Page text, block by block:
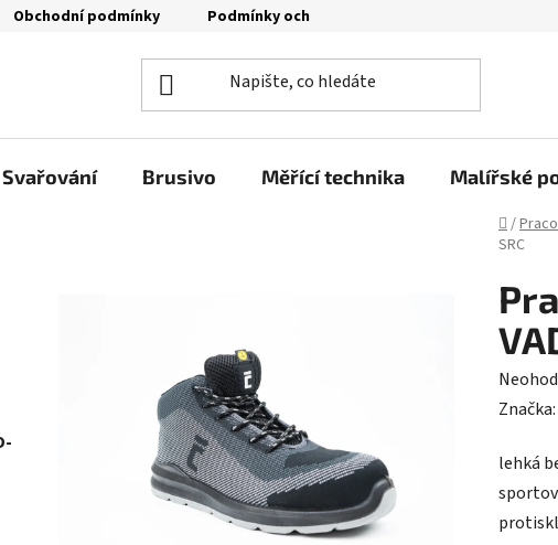
Obchodní podmínky Podmínky ochrany osobních údajů
Svařování Brusivo Měřící technika Malířské
Domů
/
SRC
je
0,0
z
Značka:
lehká